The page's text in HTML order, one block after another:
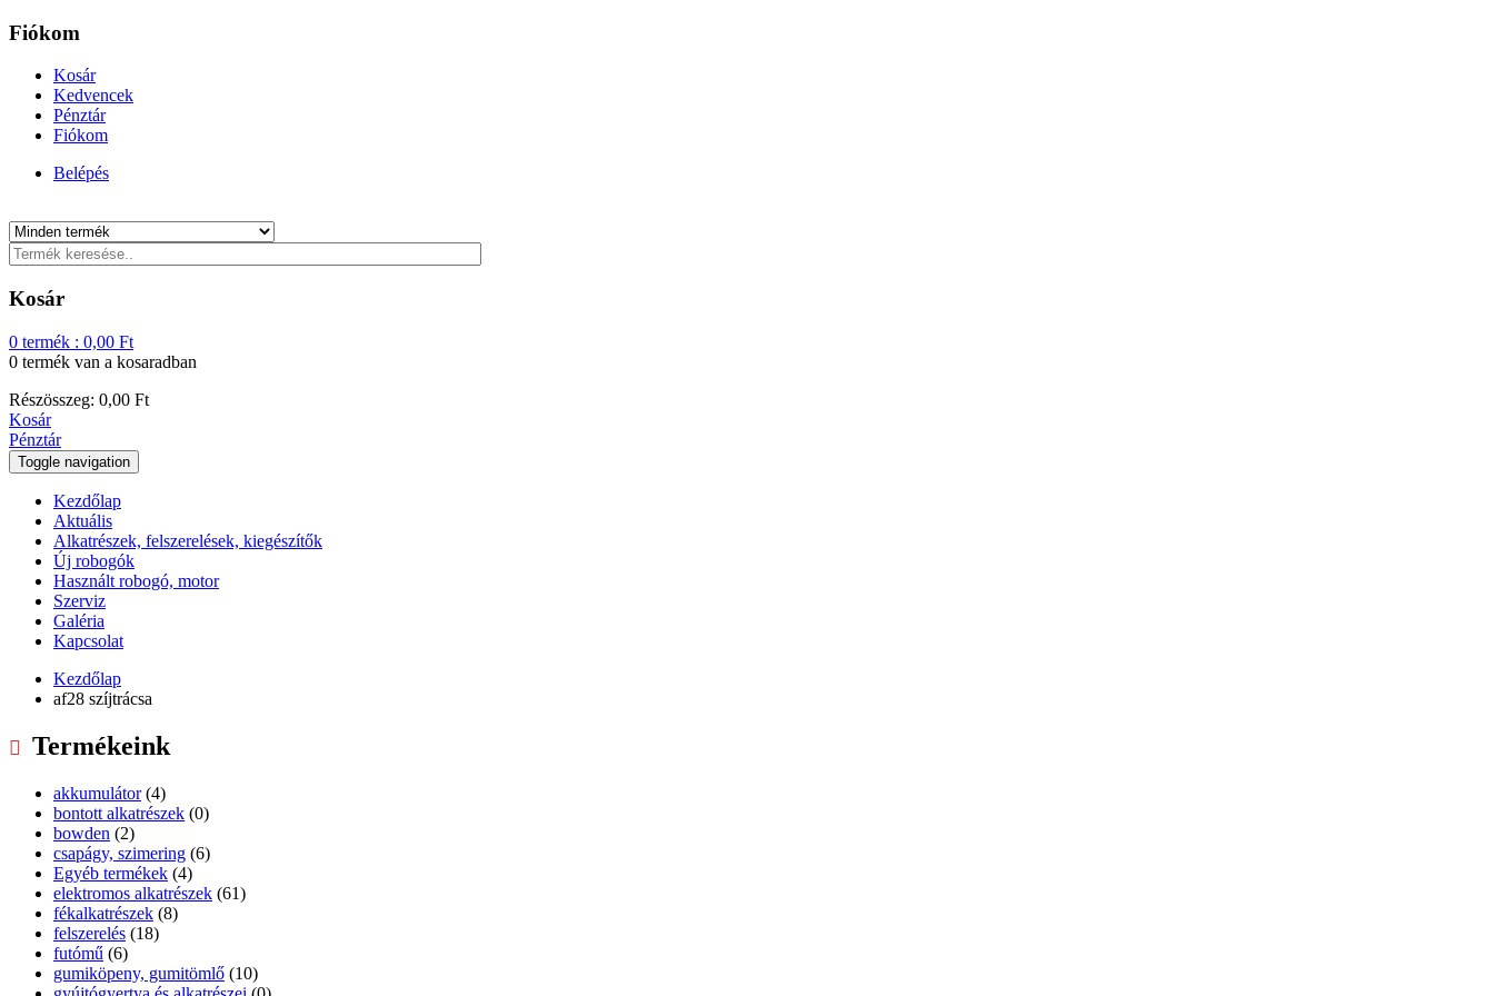
Fiókom
Kosár
Kedvencek
Pénztár
Fiókom
Belépés
Kosár
0 termék : 0,00 Ft
0 termék van a kosaradban
Részösszeg: 0,00 Ft
Kosár
Pénztár
Toggle navigation
Kezdőlap
Aktuális
Alkatrészek, felszerelések, kiegészítők
Új robogók
Használt robogó, motor
Szerviz
Galéria
Kapcsolat
Kezdőlap
af28 szíjtrácsa
Termékeink
akkumulátor (4)
bontott alkatrészek (0)
bowden (2)
csapágy, szimering (6)
Egyéb termékek (4)
elektromos alkatrészek (61)
fékalkatrészek (8)
felszerelés (18)
futómű (6)
gumiköpeny, gumitömlő (10)